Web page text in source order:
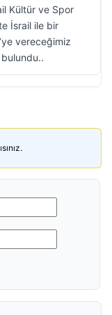
Kültür ve Spor
İsrail ile bir
vereceğimiz